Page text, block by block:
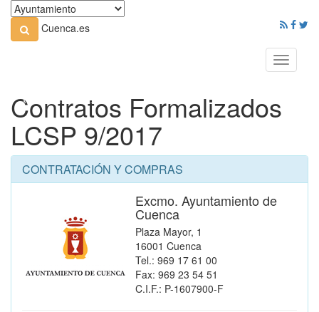
Cuenca.es
Toggle
Contratos Formalizados
LCSP 9/2017
CONTRATACIÓN Y COMPRAS
Excmo. Ayuntamiento de
Cuenca
Plaza Mayor, 1
16001 Cuenca
Tel.: 969 17 61 00
Fax: 969 23 54 51
C.I.F.: P-1607900-F